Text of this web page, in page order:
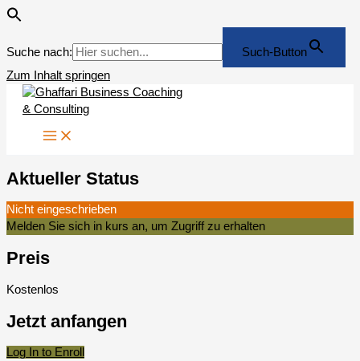
Suche nach:
Such-Button
Zum Inhalt springen
Aktueller Status
Nicht eingeschrieben
Melden Sie sich in kurs an, um Zugriff zu erhalten
Preis
Kostenlos
Jetzt anfangen
Log In to Enroll